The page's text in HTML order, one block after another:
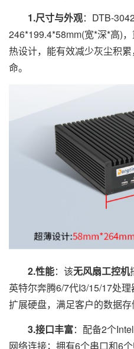
1.尺寸与外观：DTB-
246*199.4*58mm(宽*深*高)
热设计，能有效减少灰尘积
命。
2.性能：该无风扇工控机
英特尔奔腾6/7代I3/15/17处
扩展硬盘，满足客户的数据存
3.接口丰富：配备2个
网络连接；拥有6个串口和6